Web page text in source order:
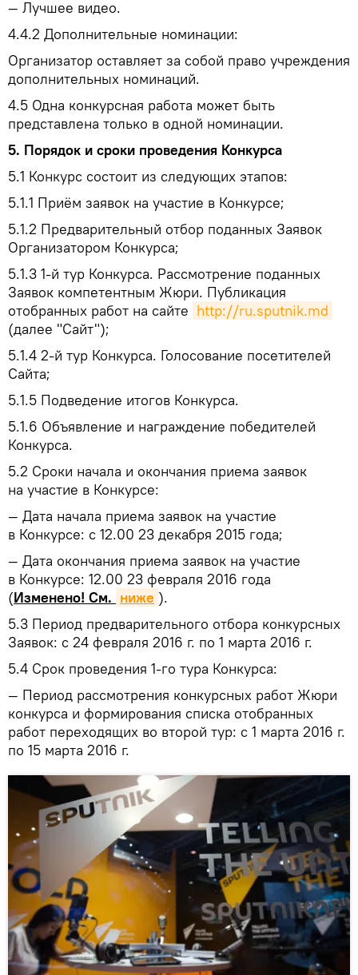
— Лучшее видео.
4.4.2 Дополнительные номинации:
Организатор оставляет за собой право учреждения
дополнительных номинаций.
4.5 Одна конкурсная работа может быть
представлена только в одной номинации.
5. Порядок и сроки проведения Конкурса
5.1 Конкурс состоит из следующих этапов:
5.1.1 Приём заявок на участие в Конкурсе;
5.1.2 Предварительный отбор поданных Заявок
Организатором Конкурса;
5.1.3 1-й тур Конкурса. Рассмотрение поданных
Заявок компетентным Жюри. Публикация
отобранных работ на сайте http://ru.sputnik.md
(далее "Сайт");
5.1.4 2-й тур Конкурса. Голосование посетителей
Сайта;
5.1.5 Подведение итогов Конкурса.
5.1.6 Объявление и награждение победителей
Конкурса.
5.2 Сроки начала и окончания приема заявок
на участие в Конкурсе:
— Дата начала приема заявок на участие
в Конкурсе: с 12.00 23 декабря 2015 года;
— Дата окончания приема заявок на участие
в Конкурсе: 12.00 23 февраля 2016 года
(Изменено! См. ниже ).
5.3 Период предварительного отбора конкурсных
Заявок: с 24 февраля 2016 г. по 1 марта 2016 г.
5.4 Срок проведения 1-го тура Конкурса:
— Период рассмотрения конкурсных работ Жюри
конкурса и формирования списка отобранных
работ переходящих во второй тур: с 1 марта 2016 г.
по 15 марта 2016 г.